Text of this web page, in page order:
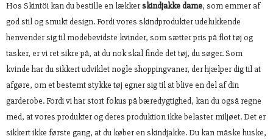
Hos Skintöi kan du bestille en lækkerskindjakke dame, som emmer af
god stil og smukt design. Fordi vores skindprodukter udelukkende
henvender sig til modebevidste kvinder, som sætter pris på flot tøj og
tasker, er vi ret sikre på, at du nok skal finde det tøj, du søger. Som
kvinde har du sikkert udviklet nogle shoppingvaner, der hjælper dig til at
afgøre, om et bestemt stykke tøj egner sig til at blive en del af din
garderobe. Fordi vi har stort fokus på bæredygtighed, kan du også regne
med, at vores produkter og deres produktion ikke belaster miljøet. Det er
sikkert ikke første gang, at du køber en skindjakke. Du kan måske huske,